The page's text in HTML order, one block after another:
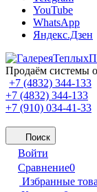
YouTube
WhatsApp
Яндекс.Дзен
Продаём системы
+7 (4832) 344-133
+7 (4832) 344-133
+7 (910) 034-41-33
Поиск
Войти
Сравнение0
Избранные